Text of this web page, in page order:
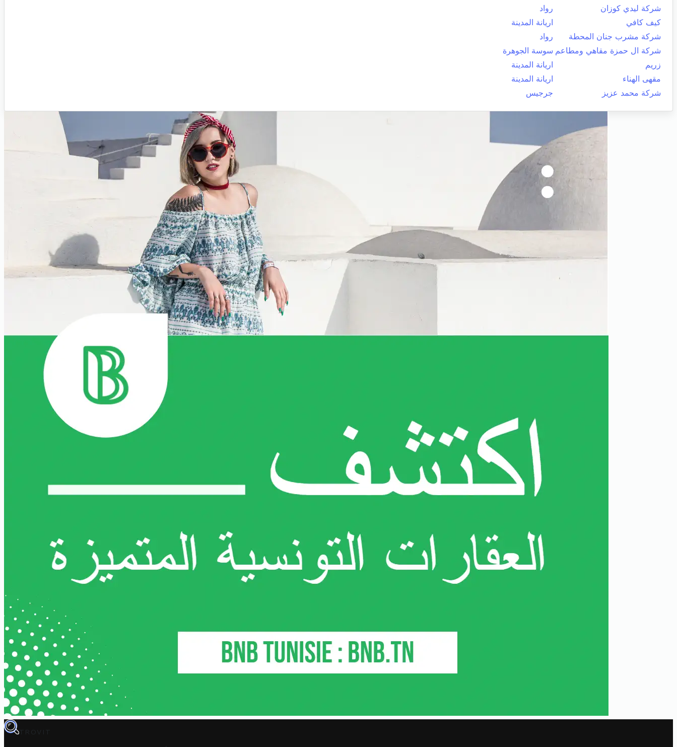
شركة ليدي كوزان
رواد
كيف كافي
اريانة المدينة
شركة مشرب جنان المحطة
رواد
شركة ال حمزة مقاهي ومطاعم سوسة الجوهرة
زريم
اريانة المدينة
مقهى الهناء
اريانة المدينة
شركة محمد عزيز
جرجيس
TROVIT